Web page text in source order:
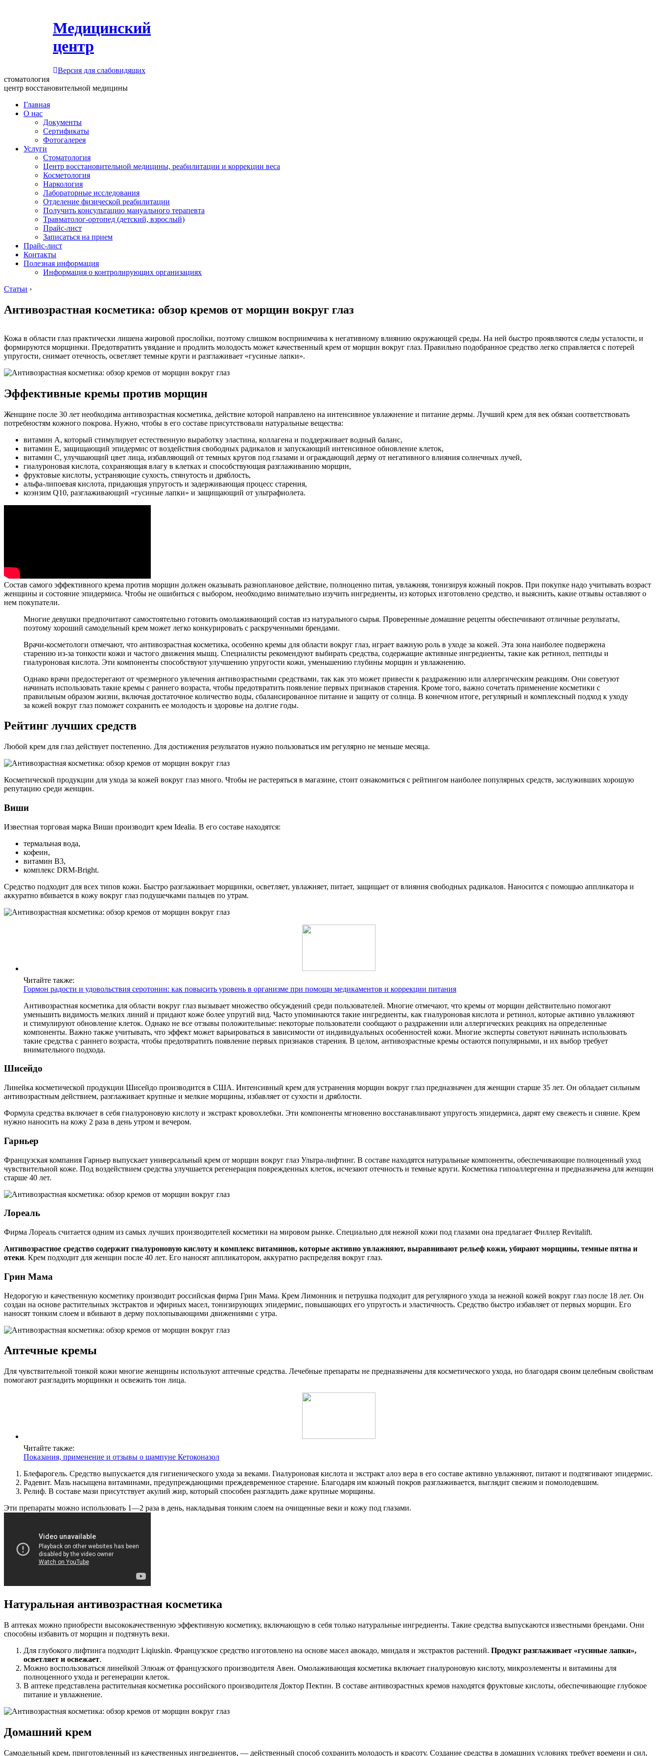
Медицинский
центр
Версия для слабовидящих
стоматология
центр восстановительной медицины
Главная
О нас
Документы
Сертификаты
Фотогалерея
Услуги
Стоматология
Центр восстановительной медицины, реабилитации и коррекции веса
Косметология
Наркология
Лабораторные исследования
Отделение физической реабилитации
Получить консультацию мануального терапевта
Травматолог-ортопед (детский, взрослый)
Прайс-лист
Записаться на прием
Прайс-лист
Контакты
Полезная информация
Информация о контролирующих организациях
Статьи ›
Антивозрастная косметика: обзор кремов от морщин вокруг глаз
Кожа в области глаз практически лишена жировой прослойки, поэтому слишком восприимчива к негативному влиянию окружающей среды. На ней быстро проявляются следы усталости, и
формируются морщинки. Предотвратить увядание и продлить молодость может качественный крем от морщин вокруг глаз. Правильно подобранное средство легко справляется с потерей
упругости, снимает отечность, осветляет темные круги и разглаживает «гусиные лапки».
Эффективные кремы против морщин
Женщине после 30 лет необходима антивозрастная косметика, действие которой направлено на интенсивное увлажнение и питание дермы. Лучший крем для век обязан соответствовать
потребностям кожного покрова. Нужно, чтобы в его составе присутствовали натуральные вещества:
витамин А, который стимулирует естественную выработку эластина, коллагена и поддерживает водный баланс,
витамин Е, защищающий эпидермис от воздействия свободных радикалов и запускающий интенсивное обновление клеток,
витамин С, улучшающий цвет лица, избавляющий от темных кругов под глазами и ограждающий дерму от негативного влияния солнечных лучей,
гиалуроновая кислота, сохраняющая влагу в клетках и способствующая разглаживанию морщин,
фруктовые кислоты, устраняющие сухость, стянутость и дряблость,
альфа-липоевая кислота, придающая упругость и задерживающая процесс старения,
коэнзим Q10, разглаживающий «гусиные лапки» и защищающий от ультрафиолета.
Состав самого эффективного крема против морщин должен оказывать разноплановое действие, полноценно питая, увлажняя, тонизируя кожный покров. При покупке надо учитывать возраст
женщины и состояние эпидермиса. Чтобы не ошибиться с выбором, необходимо внимательно изучить ингредиенты, из которых изготовлено средство, и выяснить, какие отзывы оставляют о
нем покупатели.
Многие девушки предпочитают самостоятельно готовить омолаживающий состав из натурального сырья. Проверенные домашние рецепты обеспечивают отличные результаты,
поэтому хороший самодельный крем может легко конкурировать с раскрученными брендами.
Врачи-косметологи отмечают, что антивозрастная косметика, особенно кремы для области вокруг глаз, играет важную роль в уходе за кожей. Эта зона наиболее подвержена
старению из-за тонкости кожи и частого движения мышц. Специалисты рекомендуют выбирать средства, содержащие активные ингредиенты, такие как ретинол, пептиды и
гиалуроновая кислота. Эти компоненты способствуют улучшению упругости кожи, уменьшению глубины морщин и увлажнению.
Однако врачи предостерегают от чрезмерного увлечения антивозрастными средствами, так как это может привести к раздражению или аллергическим реакциям. Они советуют
начинать использовать такие кремы с раннего возраста, чтобы предотвратить появление первых признаков старения. Кроме того, важно сочетать применение косметики с
правильным образом жизни, включая достаточное количество воды, сбалансированное питание и защиту от солнца. В конечном итоге, регулярный и комплексный подход к уходу
за кожей вокруг глаз поможет сохранить ее молодость и здоровье на долгие годы.
Рейтинг лучших средств
Любой крем для глаз действует постепенно. Для достижения результатов нужно пользоваться им регулярно не меньше месяца.
Косметической продукции для ухода за кожей вокруг глаз много. Чтобы не растеряться в магазине, стоит ознакомиться с рейтингом наиболее популярных средств, заслуживших хорошую
репутацию среди женщин.
Виши
Известная торговая марка Виши производит крем Idealia. В его составе находятся:
термальная вода,
кофеин,
витамин В3,
комплекс DRM-Bright.
Средство подходит для всех типов кожи. Быстро разглаживает морщинки, осветляет, увлажняет, питает, защищает от влияния свободных радикалов. Наносится с помощью аппликатора и
аккуратно вбивается в кожу вокруг глаз подушечками пальцев по утрам.
Читайте также:
Гормон радости и удовольствия серотонин: как повысить уровень в организме при помощи медикаментов и коррекции питания
Антивозрастная косметика для области вокруг глаз вызывает множество обсуждений среди пользователей. Многие отмечают, что кремы от морщин действительно помогают
уменьшить видимость мелких линий и придают коже более упругий вид. Часто упоминаются такие ингредиенты, как гиалуроновая кислота и ретинол, которые активно увлажняют
и стимулируют обновление клеток. Однако не все отзывы положительные: некоторые пользователи сообщают о раздражении или аллергических реакциях на определенные
компоненты. Важно также учитывать, что эффект может варьироваться в зависимости от индивидуальных особенностей кожи. Многие эксперты советуют начинать использовать
такие средства с раннего возраста, чтобы предотвратить появление первых признаков старения. В целом, антивозрастные кремы остаются популярными, и их выбор требует
внимательного подхода.
Шисейдо
Линейка косметической продукции Шисейдо производится в США. Интенсивный крем для устранения морщин вокруг глаз предназначен для женщин старше 35 лет. Он обладает сильным
антивозрастным действием, разглаживает крупные и мелкие морщины, избавляет от сухости и дряблости.
Формула средства включает в себя гиалуроновую кислоту и экстракт кровохлебки. Эти компоненты мгновенно восстанавливают упругость эпидермиса, дарят ему свежесть и сияние. Крем
нужно наносить на кожу 2 раза в день утром и вечером.
Гарньер
Французская компания Гарньер выпускает универсальный крем от морщин вокруг глаз Ультра-лифтинг. В составе находятся натуральные компоненты, обеспечивающие полноценный уход
чувствительной коже. Под воздействием средства улучшается регенерация поврежденных клеток, исчезают отечность и темные круги. Косметика гипоаллергенна и предназначена для женщин
старше 40 лет.
Лореаль
Фирма Лореаль считается одним из самых лучших производителей косметики на мировом рынке. Специально для нежной кожи под глазами она предлагает Филлер Revitalift.
Антивозрастное средство содержит гиалуроновую кислоту и комплекс витаминов, которые активно увлажняют, выравнивают рельеф кожи, убирают морщины, темные пятна и
отеки. Крем подходит для женщин после 40 лет. Его наносят аппликатором, аккуратно распределяя вокруг глаз.
Грин Мама
Недорогую и качественную косметику производит российская фирма Грин Мама. Крем Лимонник и петрушка подходит для регулярного ухода за нежной кожей вокруг глаз после 18 лет. Он
создан на основе растительных экстрактов и эфирных масел, тонизирующих эпидермис, повышающих его упругость и эластичность. Средство быстро избавляет от первых морщин. Его
наносят тонким слоем и вбивают в дерму похлопывающими движениями с утра.
Аптечные кремы
Для чувствительной тонкой кожи многие женщины используют аптечные средства. Лечебные препараты не предназначены для косметического ухода, но благодаря своим целебным свойствам
помогают разгладить морщинки и освежить тон лица.
Читайте также:
Показания, применение и отзывы о шампуне Кетоконазол
Блефарогель. Средство выпускается для гигиенического ухода за веками. Гиалуроновая кислота и экстракт алоэ вера в его составе активно увлажняют, питают и подтягивают эпидермис.
Радевит. Мазь насыщена витаминами, предупреждающими преждевременное старение. Благодаря им кожный покров разглаживается, выглядит свежим и помолодевшим.
Релиф. В составе мази присутствует акулий жир, который способен разгладить даже крупные морщины.
Эти препараты можно использовать 1—2 раза в день, накладывая тонким слоем на очищенные веки и кожу под глазами.
Натуральная антивозрастная косметика
В аптеках можно приобрести высококачественную эффективную косметику, включающую в себя только натуральные ингредиенты. Такие средства выпускаются известными брендами. Они
способны избавить от морщин и подтянуть веки.
Для глубокого лифтинга подходит Liqiuskin. Французское средство изготовлено на основе масел авокадо, миндаля и экстрактов растений. Продукт разглаживает «гусиные лапки»,
осветляет и освежает.
Можно воспользоваться линейкой Элюаж от французского производителя Авен. Омолаживающая косметика включает гиалуроновую кислоту, микроэлементы и витамины для
полноценного ухода и регенерации клеток.
В аптеке представлена растительная косметика российского производителя Доктор Пектин. В составе антивозрастных кремов находятся фруктовые кислоты, обеспечивающие глубокое
питание и увлажнение.
Домашний крем
Самодельный крем, приготовленный из качественных ингредиентов, — действенный способ сохранить молодость и красоту. Создание средства в домашних условиях требует времени и сил,